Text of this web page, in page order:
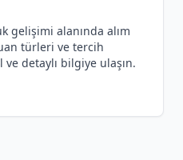
gelişimi alanında alım
türleri ve tercih
detaylı bilgiye ulaşın.